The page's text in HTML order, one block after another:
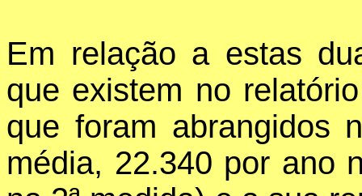
Em relação a estas
que existem no
que foram abrangidos
média, 22.340 por ano